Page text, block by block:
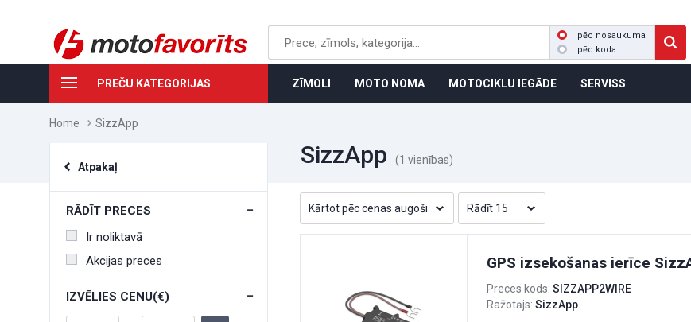
pēc nosaukuma
pēc koda
PREČU KATEGORIJAS ZĪMOLI MOTO NOMA MOTOCIKLU IEGĀDE SERVISS
Home SizzApp
SizzApp (1 vienības)
Atpakaļ
RĀDĪT PRECES
Ir noliktavā
Akcijas preces
IZVĒLIES CENU(€)
GPS izsekošanas ierīce
Preces kods: SIZZAPP2WIRE
Ražotājs: SizzApp